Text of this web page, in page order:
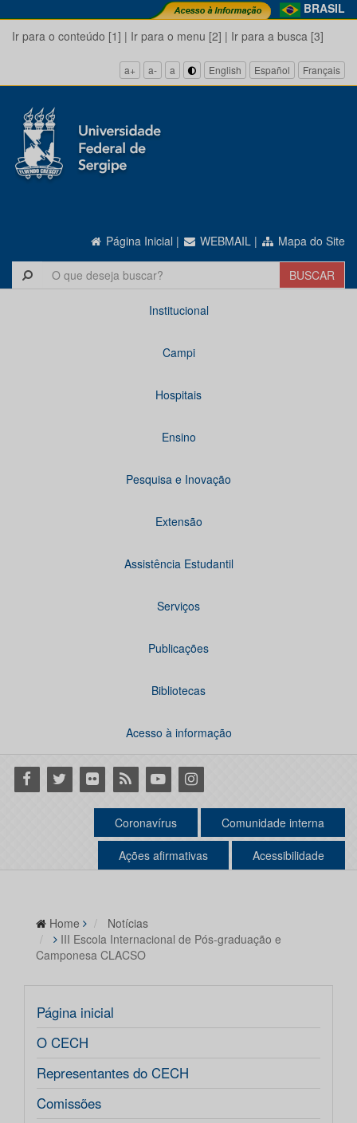
BRASIL
Ir para o conteúdo [1] | Ir para o menu [2] | Ir para a busca [3]
a+ a- a English Español Français
Página Inicial | WEBMAIL | Mapa do Site
Institucional
Campi
Hospitais
Ensino
Pesquisa e Inovação
Extensão
Assistência Estudantil
Serviços
Publicações
Bibliotecas
Acesso à informação
Facebook
Twitter Flickr RSS YoutubeInstagram
Coronavírus Comunidade interna
Ações afirmativas Acessibilidade
Home
Notícias
III Escola Internacional de Pós-graduação e
Camponesa CLACSO
Página inicial
O CECH
Representantes do CECH
Comissões